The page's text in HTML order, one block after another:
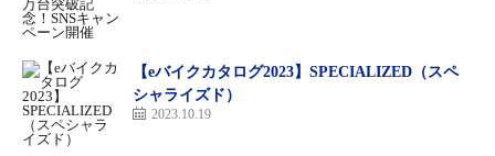
マットブラック
【eバイクカタログ2023】SPECIALIZED（スペ
シャライズド）
2023.10.19